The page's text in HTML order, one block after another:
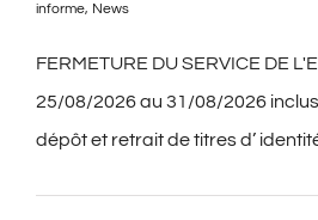
informe, News
FERMETURE DU SERVICE DE
25/08/2026 au 31/08/2026
dépôt et retrait de titres d’